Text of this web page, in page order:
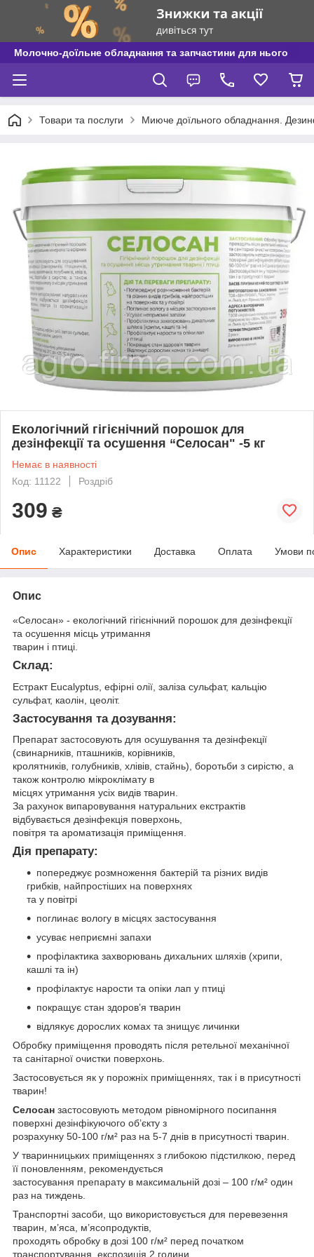
Молочно-доїльне обладнання та запчастини для нього
Товари та послуги Миюче доїльного обладнання.
Екологічний гігієнічний порошок для
дезінфекції та осушення “Селосан" -5 кг
Немає в наявності
Код: 11122
Роздріб
309 ₴
Опис Характеристики Доставка Оплата Умови
Опис
«Селосан» - екологічний гігієнічний порошок для дезінфекції
та осушення місць утримання
тварин і птиці.
Склад:
Естракт Eucalyptus, ефірні олії, заліза сульфат, кальцію
сульфат, каолін, цеоліт.
Застосування та дозування:
Препарат застосовують для осушування та дезінфекції
(свинарників, пташників, корівників,
кролятників, голубників, хлівів, стайнь), боротьби з сирістю, а
також контролю мікроклімату в
місцях утримання усіх видів тварин.
За рахунок випаровування натуральних екстрактів
відбувається дезінфекція поверхонь,
повітря та ароматизація приміщення.
Дія препарату:
попереджує розмноження бактерій та різних видів
грибків, найпростіших на поверхнях
та у повітрі
поглинає вологу в місцях застосування
усуває неприємні запахи
профілактика захворювань дихальних шляхів (хрипи,
кашлі та ін)
профілактує нарости та опіки лап у птиці
покращує стан здоров’я тварин
відлякує дорослих комах та знищує личинки
Обробку приміщення проводять після ретельної механічної
та санітарної очистки поверхонь.
Застосовується як у порожніх приміщеннях, так і в присутності
тварин!
Селосан застосовують методом рівномірного посипання
поверхні дезінфікуючого об’єкту з
розрахунку 50-100 г/м² раз на 5-7 днів в присутності тварин.
У тваринницьких приміщеннях з глибокою підстилкою, перед
її поновленням, рекомендується
застосування препарату в максимальній дозі – 100 г/м² один
раз на тиждень.
Транспортні засоби, що використовується для перевезення
тварин, м’яса, м’ясопродуктів,
проходять обробку в дозі 100 г/м² перед початком
транспортування, експозиція 2 години.